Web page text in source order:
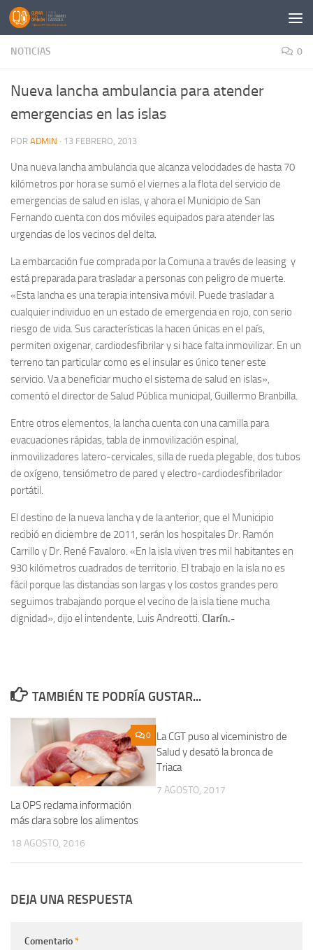
Saltar al contenido
NOTICIAS 0
Nueva lancha ambulancia para atender
emergencias en las islas
POR ADMIN · 13 FEBRERO, 2013
Una nueva lancha ambulancia que alcanza velocidades de hasta 70
kilómetros por hora se sumó el viernes a la flota del servicio de
emergencias de salud en islas, y ahora el Municipio de San
Fernando cuenta con dos móviles equipados para atender las
urgencias de los vecinos del delta.
La embarcación fue comprada por la Comuna a través de leasing y
está preparada para trasladar a personas con peligro de muerte.
«Esta lancha es una terapia intensiva móvil. Puede trasladar a
cualquier individuo en un estado de emergencia en rojo, con serio
riesgo de vida. Sus características la hacen únicas en el país,
permiten oxigenar, cardiodesfibrilar y si hace falta inmovilizar. En un
terreno tan particular como es el insular es único tener este
servicio. Va a beneficiar mucho el sistema de salud en islas»,
comentó el director de Salud Pública municipal, Guillermo Branbilla.
Entre otros elementos, la lancha cuenta con una camilla para
evacuaciones rápidas, tabla de inmovilización espinal,
inmovilizadores latero-cervicales, silla de rueda plegable, dos tubos
de oxígeno, tensiómetro de pared y electro-cardiodesfibrilador
portátil.
El destino de la nueva lancha y de la anterior, que el Municipio
recibió en diciembre de 2011, serán los hospitales Dr. Ramón
Carrillo y Dr. René Favaloro. «En la isla viven tres mil habitantes en
930 kilómetros cuadrados de territorio. El trabajo en la isla no es
fácil porque las distancias son largas y los costos grandes pero
seguimos trabajando porque el vecino de la isla tiene mucha
dignidad», dijo el intendente, Luis Andreotti. Clarín.-
TAMBIÉN TE PODRÍA GUSTAR...
0
La OPS reclama información
más clara sobre los alimentos
18 AGOSTO, 2016
La CGT puso al viceministro de
Salud y desató la bronca de
Triaca
7 AGOSTO, 2017
DEJA UNA RESPUESTA
Comentario*